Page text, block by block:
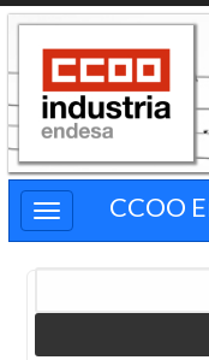
Pasar
contenido
principal
CCOO